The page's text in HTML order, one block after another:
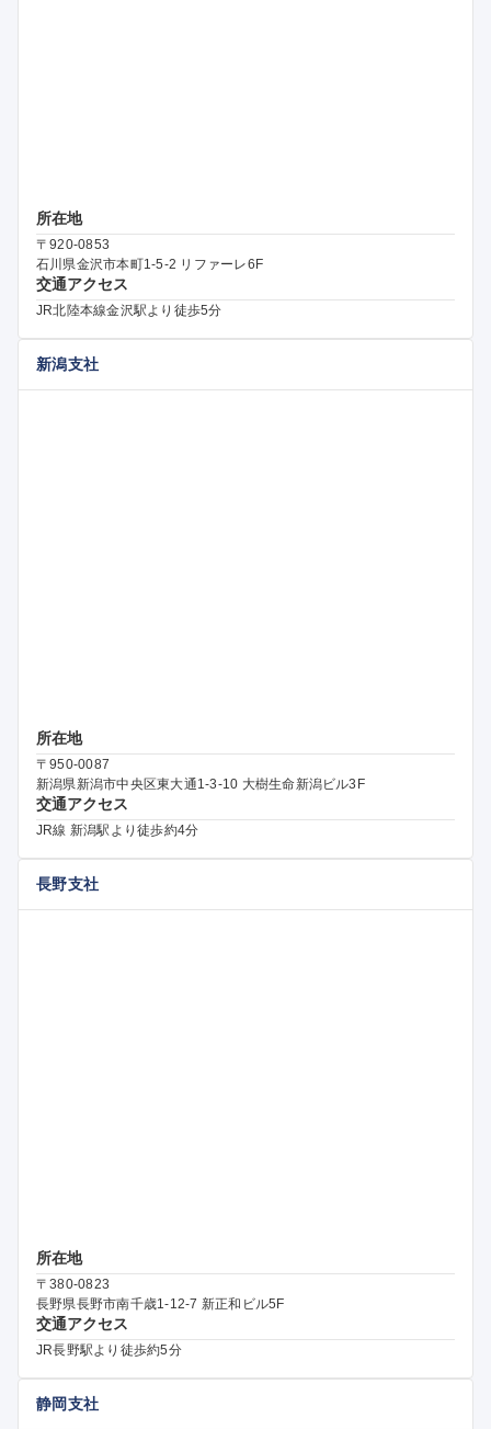
所在地
〒920-0853
石川県金沢市本町1-5-2 リファーレ6F
交通アクセス
JR北陸本線金沢駅より徒歩5分
新潟支社
所在地
〒950-0087
新潟県新潟市中央区東大通1-3-10 大樹生命新潟ビル3F
交通アクセス
JR線 新潟駅より徒歩約4分
長野支社
所在地
〒380-0823
長野県長野市南千歳1-12-7 新正和ビル5F
交通アクセス
JR長野駅より徒歩約5分
静岡支社